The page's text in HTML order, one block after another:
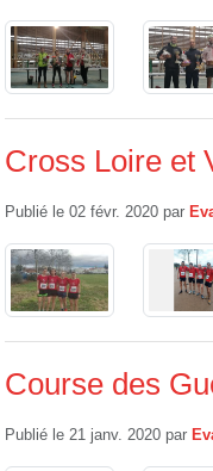
Cross Loire et
Publié le 02 févr. 2020 par
Course des
Publié le 21 janv. 2020 par